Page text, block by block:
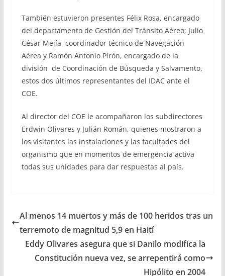
También estuvieron presentes Félix Rosa, encargado
del departamento de Gestión del Tránsito Aéreo; Julio
César Mejía, coordinador técnico de Navegación
Aérea y Ramón Antonio Pirón, encargado de la
división de Coordinación de Búsqueda y Salvamento,
estos dos últimos representantes del IDAC ante el
COE.
Al director del COE le acompañaron los subdirectores
Erdwin Olivares y Julián Román, quienes mostraron a
los visitantes las instalaciones y las facultades del
organismo que en momentos de emergencia activa
todas sus unidades para dar respuestas al país.
Al menos 14 muertos y más de 100 heridos tras un
terremoto de magnitud 5,9 en Haití
Eddy Olivares asegura que si Danilo modifica la
Constitución nueva vez, se arrepentirá como
Hipólito en 2004